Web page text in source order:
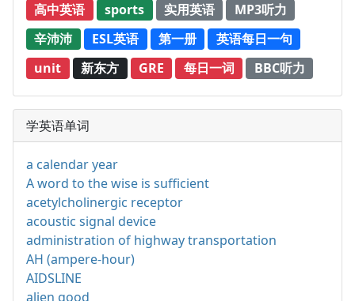
高中英语
sports 实用英语
MP3听力
辛沛沛
ESL英语 第一册
英语每日一句
unit
新东方 GRE 每日一词 BBC听力
学英语单词
a calendar year
A word to the wise is sufficient
acetylcholinergic receptor
acoustic signal device
administration of highway transportation
AH (ampere-hour)
AIDSLINE
alien good